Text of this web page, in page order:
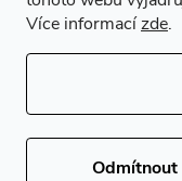
Více informacízde.
Odmítnout
Copyright 2026